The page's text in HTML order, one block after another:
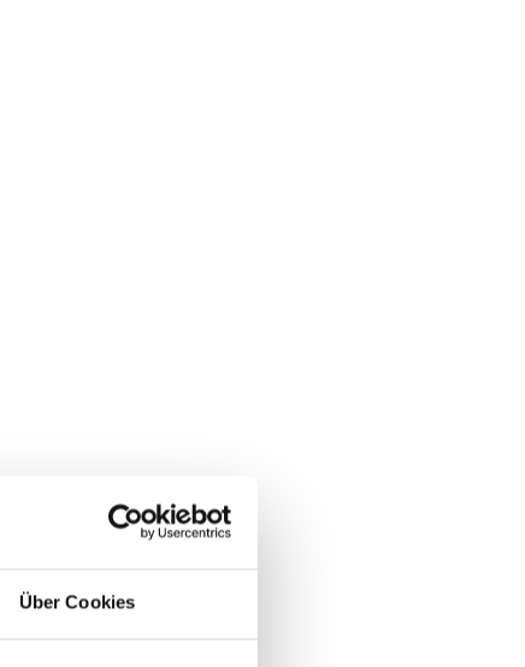
Über Cookies